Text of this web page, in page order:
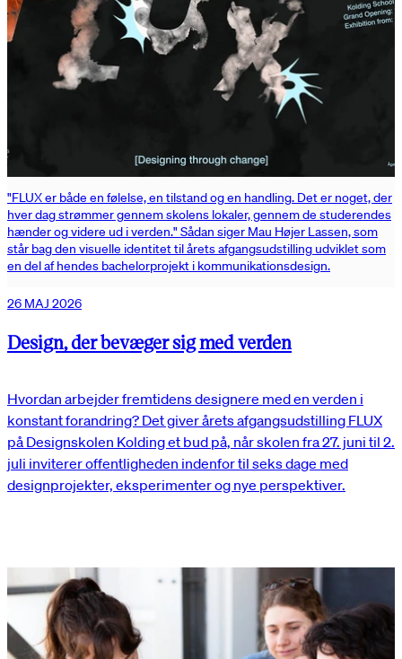
"FLUX er både en følelse, en tilstand og en handling. Det er noget, der
hver dag strømmer gennem skolens lokaler, gennem de studerendes
hænder og videre ud i verden." Sådan siger Mau Højer Lassen, som
står bag den visuelle identitet til årets afgangsudstilling udviklet som
en del af hendes bachelorprojekt i kommunikationsdesign.
26 MAJ 2026
Design, der bevæger sig med verden
Hvordan arbejder fremtidens designere med en verden i
konstant forandring? Det giver årets afgangsudstilling FLUX
på Designskolen Kolding et bud på, når skolen fra 27. juni til 2.
juli inviterer offentligheden indenfor til seks dage med
designprojekter, eksperimenter og nye perspektiver.